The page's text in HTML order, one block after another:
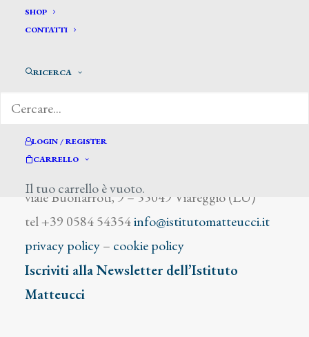
SHOP
CONTATTI
RICERCA
LOGIN / REGISTER
CARRELLO
Il tuo carrello è vuoto.
viale Buonarroti, 9 – 55049 Viareggio (LU)
tel +39 0584 54354info@istitutomatteucci.it
privacy policy– cookie policy
Iscriviti alla Newsletter dell’Istituto
Matteucci